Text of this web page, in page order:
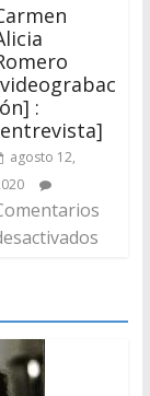
:
agosto 12,